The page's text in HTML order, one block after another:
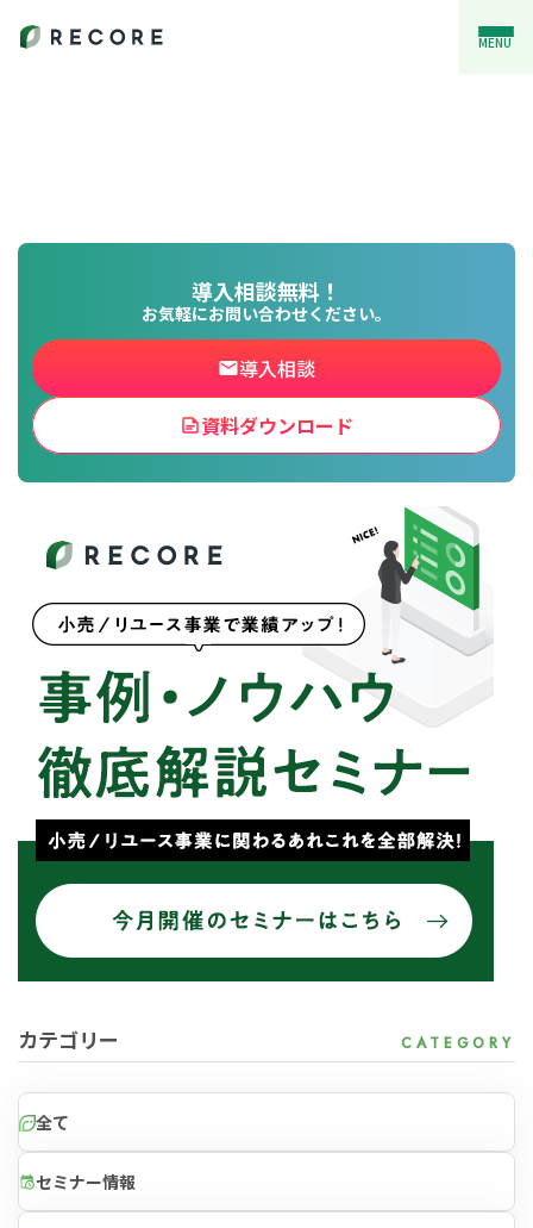
MENU
導入相談無料！
お気軽にお問い合わせください。
導入相談
資料ダウンロード
カテゴリー
全て
セミナー情報